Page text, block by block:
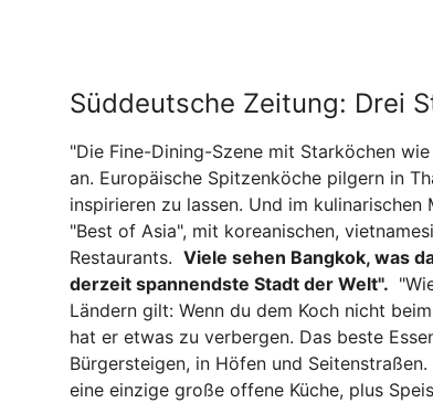
Süddeutsche Zeitung: Drei
"Die Fine-Dining-Szene mit Starköchen
an. Europäische Spitzenköche pilgern in
inspirieren zu lassen. Und im
"Best of Asia", mit koreanischen,
Restaurants. Viele sehen Bangkok, was
derzeit spannendste Stadt der Welt".
Ländern gilt: Wenn du dem Koch nicht
hat er etwas zu verbergen. Das beste
Bürgersteigen, in Höfen und
eine einzige große offene Küche, plus